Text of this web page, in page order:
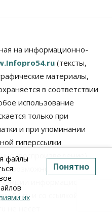
на информационно-
(тексты,
материалы,
в соответствии
использование
только при
и при упоминании
гиперссылки
(воспроизведение)
возможно только с
информационно-
и со ссылкой на
не несет
файлы
их
Понятно